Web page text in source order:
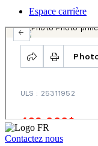
Espace carrière
Contactez nous